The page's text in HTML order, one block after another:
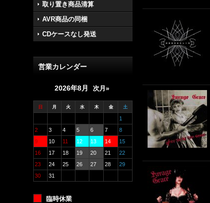
取り置き商品清算
AVR商品の同梱
CDケースなし発送
営業カレンダー
2026年8月 次月»
日 月 火 水 木 金 土
1
2
3 4 5 6 7
8
9
10 11 12 13 14
15
16
17 18 19 20 21
22
23
24 25 26 27 28
29
30
31
臨時休業